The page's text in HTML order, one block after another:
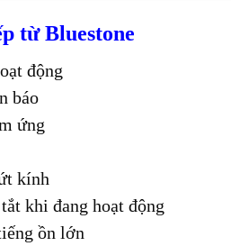
từ Bluestone
động
báo
ứng
kính
khi đang hoạt động
ồn lớn